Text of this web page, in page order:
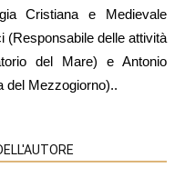
Cristiana e Medievale
(Responsabile delle attività
del Mare) e Antonio
del Mezzogiorno)..